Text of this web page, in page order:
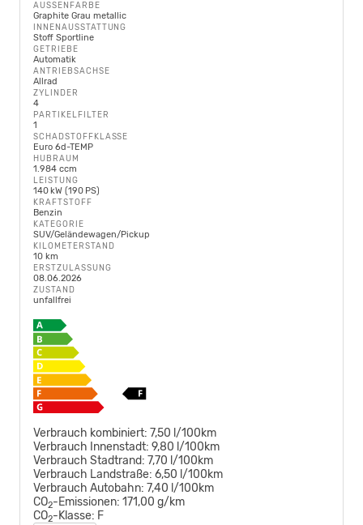
AUSSENFARBE
Graphite Grau metallic
INNENAUSSTATTUNG
Stoff Sportline
GETRIEBE
Automatik
ANTRIEBSACHSE
Allrad
ZYLINDER
4
PARTIKELFILTER
1
SCHADSTOFFKLASSE
Euro 6d-TEMP
HUBRAUM
1.984 ccm
LEISTUNG
140 kW (190 PS)
KRAFTSTOFF
Benzin
KATEGORIE
SUV/Geländewagen/Pickup
KILOMETERSTAND
10 km
ERSTZULASSUNG
08.06.2026
ZUSTAND
unfallfrei
Verbrauch kombiniert: 7,50 l/100km
Verbrauch Innenstadt: 9,80 l/100km
Verbrauch Stadtrand: 7,70 l/100km
Verbrauch Landstraße: 6,50 l/100km
Verbrauch Autobahn: 7,40 l/100km
CO2-Emissionen: 171,00 g/km
CO2-Klasse: F